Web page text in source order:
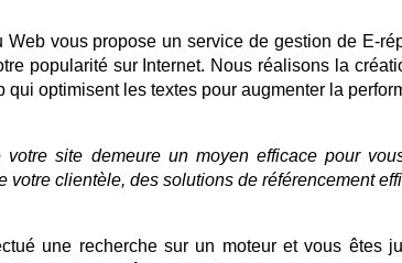
Web vous propose un service de gestion de E-
popularité sur Internet. Nous réalisons la
qui optimisent les textes pour augmenter la
votre site demeure un moyen efficace pour
votre clientèle, des solutions de référencement
une recherche sur un moteur et vous êtes